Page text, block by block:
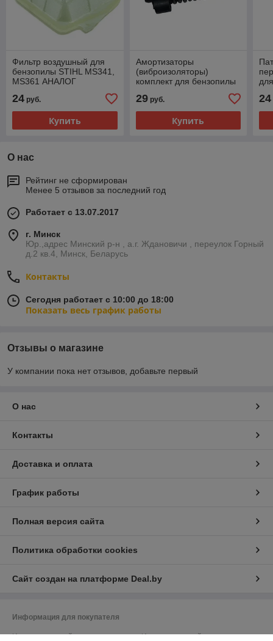
Фильтр воздушный для
бензопилы STIHL MS341,
MS361 АНАЛОГ
24 руб.
Купить
Амортизаторы
(виброизоляторы)
комплект для бензопилы
29руб.
Купить
24
О нас
Рейтинг не сформирован
Менее 5 отзывов за последний год
Работает с 13.07.2017
г. Минск
Юр.,адрес Минский р-н , а.г. Ждановичи , переулок Горный
д.2 кв.4, Минск, Беларусь
Контакты
Сегодня работает с 10:00 до 18:00
Показать весь график работы
Отзывы о магазине
У компании пока нет отзывов, добавьте первый
О нас
Контакты
Доставка и оплата
График работы
Полная версия сайта
Политика обработки cookies
Сайт создан на платформе Deal.by
Информация для покупателя
Индивидуальный предприниматель:Индивидуальный